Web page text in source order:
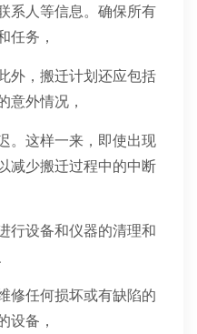
系人等信息。确保所有
任务，
外，搬迁计划还应包括
意外情况，
。这样一来，即使出现
减少搬迁过程中的中断
行设备和仪器的清理和
修任何损坏或有缺陷的
设备，